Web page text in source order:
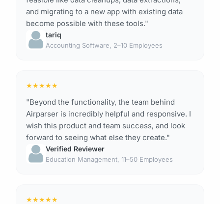
and migrating to a new app with existing data
become possible with these tools."
tariq
Accounting Software, 2–10 Employees
★★★★★
"Beyond the functionality, the team behind
Airparser is incredibly helpful and responsive. I
wish this product and team success, and look
forward to seeing what else they create."
Verified Reviewer
Education Management, 11–50 Employees
★★★★★